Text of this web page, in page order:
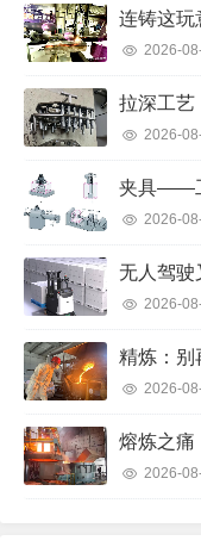
连铸这玩
2026-
2026-
夹具——
2026-
无人驾驶
2026-
2026-
熔炼之痛
2026-